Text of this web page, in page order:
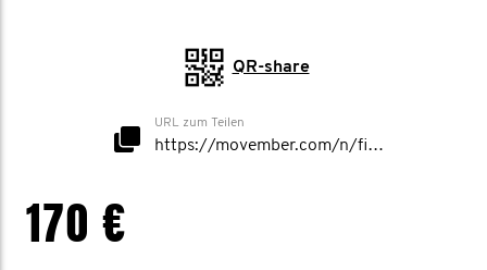
QR-share
URL zum Teilen
https://movember.com/n/firmendeutschland
170 €